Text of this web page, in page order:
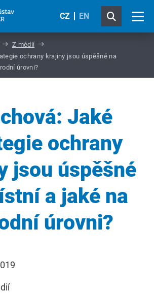
CZ EN
Z médií
ochrany krajiny jsou úspěšné na
úrovni?
Jaké
ochrany
jsou úspěšné
a jaké na
úrovni?